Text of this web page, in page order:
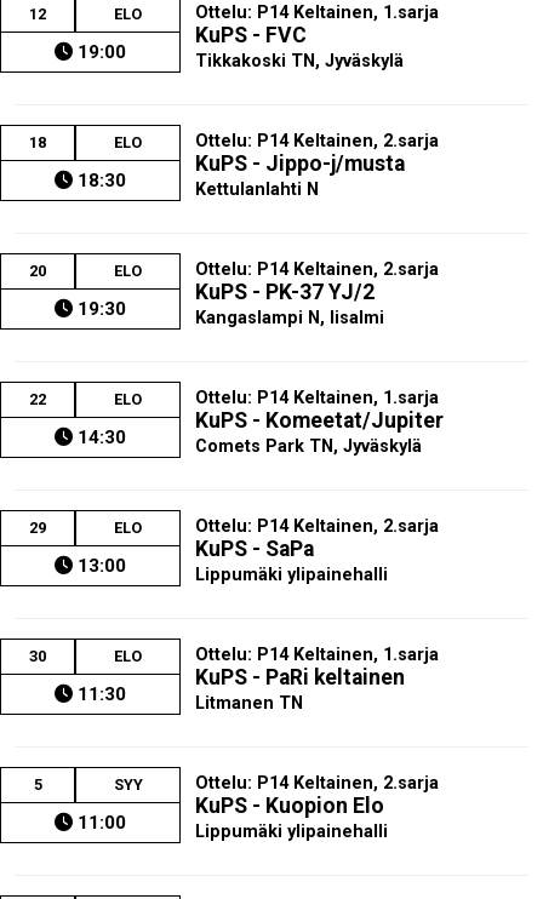
12 ELO
19:00
Ottelu: P14 Keltainen, 1.sarja
KuPS - FVC
Tikkakoski TN, Jyväskylä
18 ELO
18:30
Ottelu: P14 Keltainen, 2.sarja
KuPS - Jippo-j/musta
Kettulanlahti N
20 ELO
19:30
Ottelu: P14 Keltainen, 2.sarja
KuPS - PK-37 YJ/2
Kangaslampi N, Iisalmi
22 ELO
14:30
Ottelu: P14 Keltainen, 1.sarja
KuPS - Komeetat/Jupiter
Comets Park TN, Jyväskylä
29 ELO
13:00
Ottelu: P14 Keltainen, 2.sarja
KuPS - SaPa
Lippumäki ylipainehalli
30 ELO
11:30
Ottelu: P14 Keltainen, 1.sarja
KuPS - PaRi keltainen
Litmanen TN
5 SYY
11:00
Ottelu: P14 Keltainen, 2.sarja
KuPS - Kuopion Elo
Lippumäki ylipainehalli